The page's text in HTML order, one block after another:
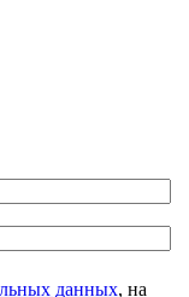
данных, на